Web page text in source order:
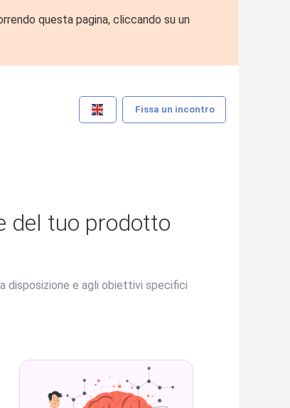
questa pagina, cliccando su un
Fissa un incontro
del tuo prodotto
disposizione e agli obiettivi specifici